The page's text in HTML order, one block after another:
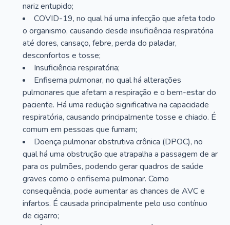
nariz entupido;
COVID-19, no qual há uma infecção que afeta todo
o organismo, causando desde insuficiência respiratória
até dores, cansaço, febre, perda do paladar,
desconfortos e tosse;
Insuficiência respiratória;
Enfisema pulmonar, no qual há alterações
pulmonares que afetam a respiração e o bem-estar do
paciente. Há uma redução significativa na capacidade
respiratória, causando principalmente tosse e chiado. É
comum em pessoas que fumam;
Doença pulmonar obstrutiva crônica (DPOC), no
qual há uma obstrução que atrapalha a passagem de ar
para os pulmões, podendo gerar quadros de saúde
graves como o enfisema pulmonar. Como
consequência, pode aumentar as chances de AVC e
infartos. É causada principalmente pelo uso contínuo
de cigarro;